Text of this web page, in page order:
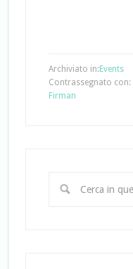
Archiviato in: Events
Contrassegnato con:
Firman